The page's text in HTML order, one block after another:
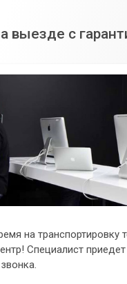
выезде с
на транспортировку
Специалист